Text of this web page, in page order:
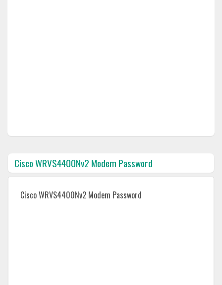
Cisco WRVS4400Nv2 Modem Password
Cisco WRVS4400Nv2 Modem Password